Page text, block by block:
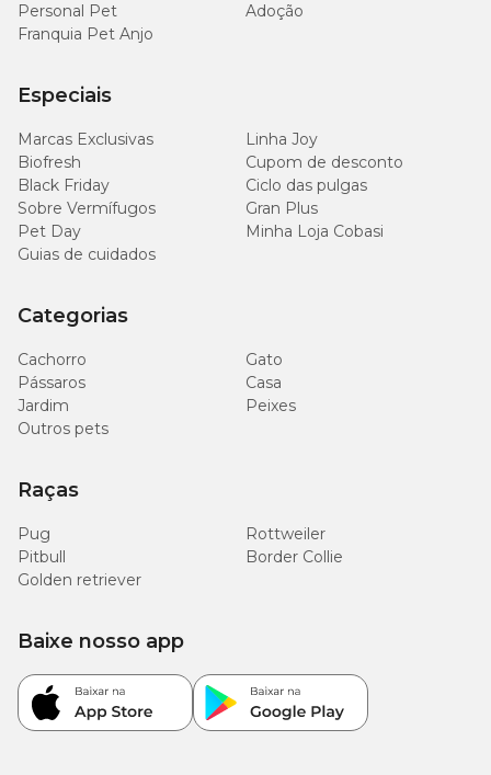
Personal Pet
Adoção
Franquia Pet Anjo
Especiais
Marcas Exclusivas
Linha Joy
Biofresh
Cupom de desconto
Black Friday
Ciclo das pulgas
Sobre Vermífugos
Gran Plus
Pet Day
Minha Loja Cobasi
Guias de cuidados
Categorias
Cachorro
Gato
Pássaros
Casa
Jardim
Peixes
Outros pets
Raças
Pug
Rottweiler
Pitbull
Border Collie
Golden retriever
Baixe nosso app